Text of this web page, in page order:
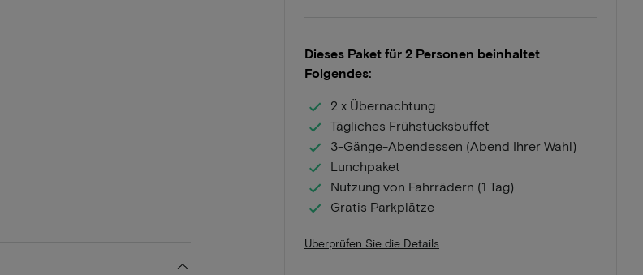
Dieses Paket für 2 Personen beinhaltet
Folgendes:
2 x Übernachtung
Tägliches Frühstücksbuffet
3-Gänge-Abendessen (Abend Ihrer Wahl)
Lunchpaket
Nutzung von Fahrrädern (1 Tag)
Gratis Parkplätze
Überprüfen Sie die Details